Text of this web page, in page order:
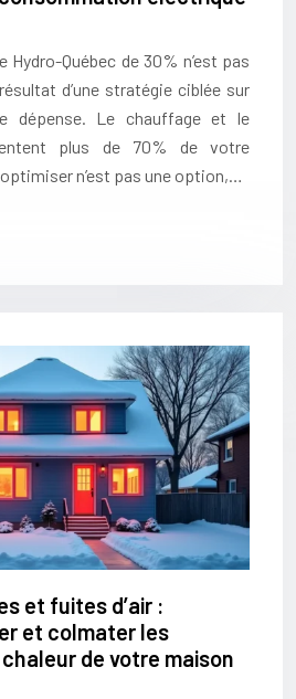
Québec de 30% n’est pas
d’une stratégie ciblée sur
dépense. Le chauffage et le
plus de 70% de votre
n’est pas une option,…
et fuites d’air :
et colmater les
de votre maison